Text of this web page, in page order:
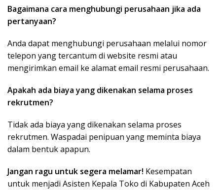
Bagaimana cara menghubungi perusahaan jika ada
pertanyaan?
Anda dapat menghubungi perusahaan melalui nomor
telepon yang tercantum di website resmi atau
mengirimkan email ke alamat email resmi perusahaan.
Apakah ada biaya yang dikenakan selama proses
rekrutmen?
Tidak ada biaya yang dikenakan selama proses
rekrutmen. Waspadai penipuan yang meminta biaya
dalam bentuk apapun.
Jangan ragu untuk segera melamar! Kesempatan
untuk menjadi Asisten Kepala Toko di Kabupaten Aceh